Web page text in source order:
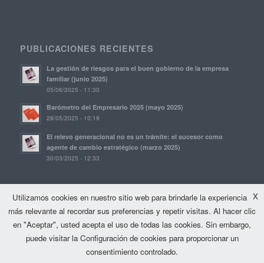
PUBLICACIONES RECIENTES
La gestión de riesgos para el buen gobierno de la empresa
familiar (junio 2025)
05/06/2025 - 11:30
Barómetro del Empresario 2025 (mayo 2025)
28/05/2025 - 10:19
El relevo generacional no es un trámite: el sucesor como
agente de cambio estratégico (marzo 2025)
30/03/2025 - 12:33
© Copyright, 2021. AVE | Asociación Valenciana de Empresarios
(AVE)
X
Utilizamos cookies en nuestro sitio web para brindarle la experiencia
más relevante al recordar sus preferencias y repetir visitas. Al hacer clic
en "Aceptar", usted acepta el uso de todas las cookies. Sin embargo,
puede visitar la Configuración de cookies para proporcionar un
consentimiento controlado.